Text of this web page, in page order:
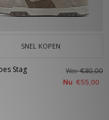
SNEL KOPEN
Stag Was€80,00
Nu €55,00